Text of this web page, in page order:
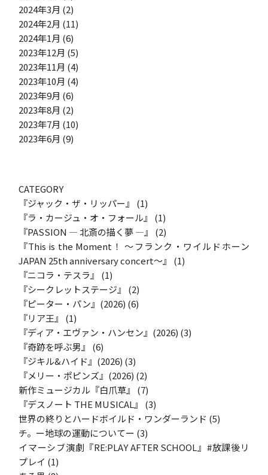
2024年3月 (2)
2024年2月 (11)
2024年1月 (6)
2023年12月 (5)
2023年11月 (4)
2023年10月 (4)
2023年9月 (6)
2023年8月 (2)
2023年7月 (10)
2023年6月 (9)
CATEGORY
『ジャック・ザ・リッパー』
(1)
『ラ・カージュ・オ・フォール』
(1)
『PASSION ― 北斎の描く夢 ―』
(2)
『This is the Moment！ ～フランク・ワイルドホーン
JAPAN 25th anniversary concert～』
(1)
『ニコラ・テスラ』
(1)
『シークレットステージ』
(2)
『ピーター・パン』(2026) (6)
『リア王』
(1)
『ディア・エヴァン・ハンセン』(2026) (3)
『奇跡を呼ぶ男』
(6)
『ジキル&ハイド』(2026) (3)
『メリー・ポピンズ』(2026) (2)
新作ミュージカル『白爪草』
(7)
『デスノート THE MUSICAL』
(3)
世界の終りとハードボイルド・ワンダーランド (5)
チ。ー地球の運動についてー (3)
イマーシブ演劇『RE:PLAY AFTER SCHOOL』#放課後リ
プレイ (1)